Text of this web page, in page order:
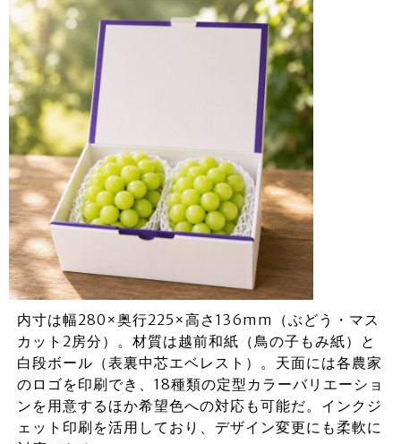
内寸は幅280×奥行225×高さ136mm（ぶどう・マス
カット2房分）。材質は越前和紙（鳥の子もみ紙）と
白段ボール（表裏中芯エベレスト）。天面には各農家
のロゴを印刷でき、18種類の定型カラーバリエーショ
ンを用意するほか希望色への対応も可能だ。インクジ
ェット印刷を活用しており、デザイン変更にも柔軟に